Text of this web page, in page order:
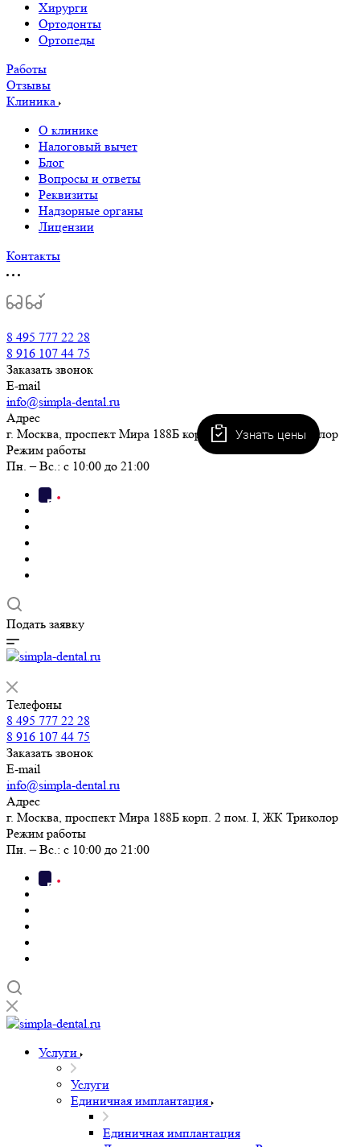
Хирурги
Ортодонты
Ортопеды
Работы
Отзывы
Клиника
О клинике
Налоговый вычет
Блог
Вопросы и ответы
Реквизиты
Надзорные органы
Лицензии
Контакты
8 495 777 22 28
8 916 107 44 75
Заказать звонок
E-mail
info@simpla-dental.ru
Адрес
г. Москва, проспект Мира 188Б корп. 2 пом. I, ЖК Триколор
Режим работы
Пн. – Вс.: с 10:00 до 21:00
Подать заявку
Телефоны
8 495 777 22 28
8 916 107 44 75
Заказать звонок
E-mail
info@simpla-dental.ru
Адрес
г. Москва, проспект Мира 188Б корп. 2 пом. I, ЖК Триколор
Режим работы
Пн. – Вс.: с 10:00 до 21:00
Услуги
Услуги
Единичная имплантация
Единичная имплантация
Узнать цены